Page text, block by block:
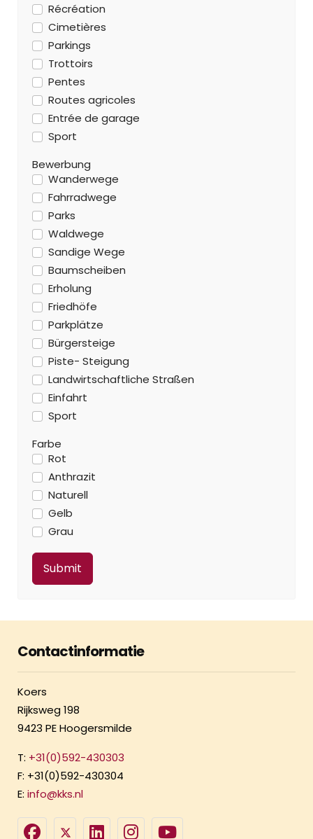
Récréation
Cimetières
Parkings
Trottoirs
Pentes
Routes agricoles
Entrée de garage
Sport
Bewerbung
Wanderwege
Fahrradwege
Parks
Waldwege
Sandige Wege
Baumscheiben
Erholung
Friedhöfe
Parkplätze
Bürgersteige
Piste- Steigung
Landwirtschaftliche Straßen
Einfahrt
Sport
Farbe
Rot
Anthrazit
Naturell
Gelb
Grau
Contactinformatie
Koers
Rijksweg 198
9423 PE Hoogersmilde
T: +31(0)592-430303
F: +31(0)592-430304
E: info@kks.nl